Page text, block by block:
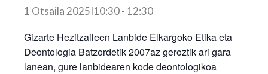
1 Otsaila 2025I10:30- 12:30
Gizarte Hezitzaileen Lanbide Elkargoko Etika eta
Deontologia Batzordetik 2007az geroztik ari gara
lanean, gure lanbidearen kode deontologikoa